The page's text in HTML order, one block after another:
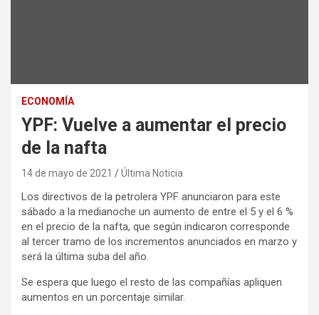
ECONOMÍA
YPF: Vuelve a aumentar el precio
de la nafta
14 de mayo de 2021 Última Noticia
Los directivos de la petrolera YPF anunciaron para este
sábado a la medianoche un aumento de entre el 5 y el 6 %
en el precio de la nafta, que según indicaron corresponde
al tercer tramo de los incrementos anunciados en marzo y
será la última suba del año.
Se espera que luego el resto de las compañías apliquen
aumentos en un porcentaje similar.